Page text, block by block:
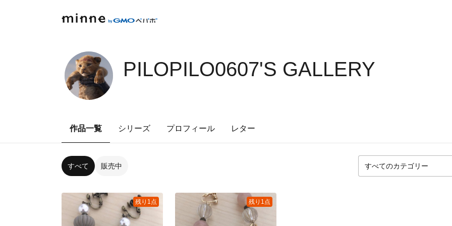
PILOPILO0607'S GALLERY
作品一覧 シリーズ プロフィール レター
すべて 販売中
残り1点 残り1点